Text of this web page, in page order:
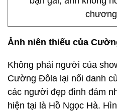
Ảnh niên thiếu của
Không phải người của
Cường Đôla lại nổi danh
các người đẹp đình đám
hiện tại là Hồ Ngọc Hà.